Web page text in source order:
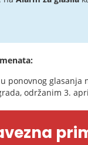
ponovnog
održanim 3.